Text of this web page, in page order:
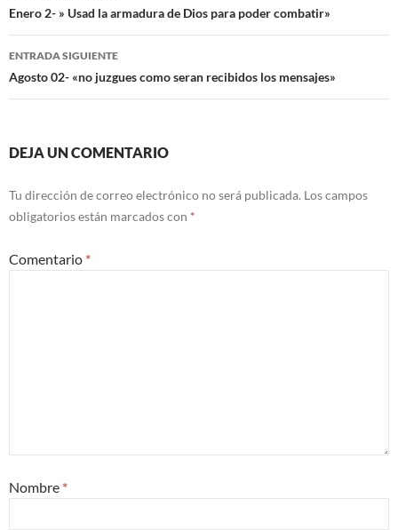
de
entradas
Enero 2- » Usad la armadura de Dios para poder combatir»
ENTRADA SIGUIENTE
Agosto 02- «no juzgues como seran recibidos los mensajes»
DEJA UN COMENTARIO
Tu dirección de correo electrónico no será publicada. Los campos
obligatorios están marcados con *
Comentario *
Nombre *